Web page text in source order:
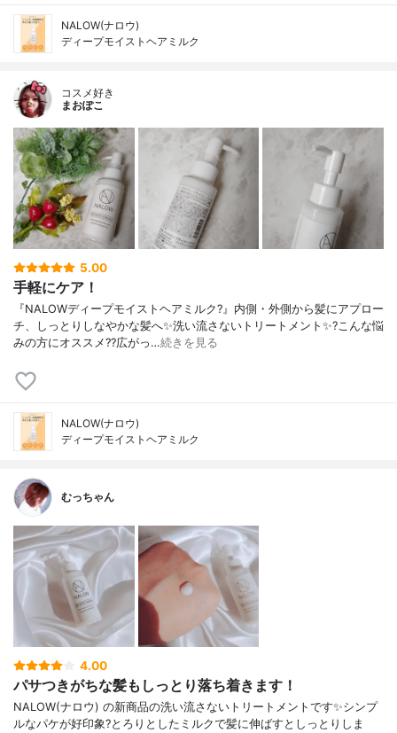
NALOW(ナロウ)
ディープモイストヘアミルク
コスメ好き
まおぽこ
5.00
手軽にケア！
『NALOWディープモイストヘアミルク?』内側・外側から髪にアプロー
チ、しっとりしなやかな髪へ✨洗い流さないトリートメント✨?こんな悩
みの方にオススメ??広がっ…続きを見る
NALOW(ナロウ)
ディープモイストヘアミルク
むっちゃん
4.00
パサつきがちな髪もしっとり落ち着きます！
NALOW(ナロウ) の新商品の洗い流さないトリートメントです✨シンプ
ルなパケが好印象?とろりとしたミルクで髪に伸ばすとしっとりしま